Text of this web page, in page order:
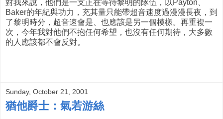
對我來說，他們是一支正在等待黎明的隊伍，以Payton、
Baker的年紀與功力，充其量只能帶超音速度過漫漫長夜，到
了黎明時分，超音速會是、也應該是另一個模樣。再重複一
次，今年我對他們不抱任何希望，也沒有任何期待，大多數
的人應該都不會反對。
Sunday, October 21, 2001
猶他爵士：氣若游絲